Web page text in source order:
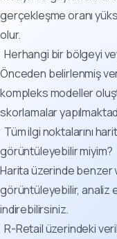
gerçekleşme oranı
olur.
Herhangi bir bölgeyi
Önceden belirlenmiş
kompleks modeller
skorlamalar
Tüm ilgi noktalarını
görüntüleyebilir miyim?
Harita üzerinde benzer
görüntüleyebilir, analiz
indirebilirsiniz.
R-Retail üzerindeki